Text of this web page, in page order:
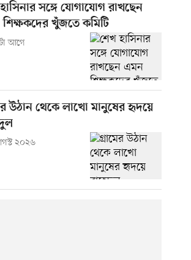
সঙ্গে যোগাযোগ রাখছেন
খুঁজতে কমিটি
আগে
উঠান থেকে লাখো মানুষের হৃদয়ে
২০২৬